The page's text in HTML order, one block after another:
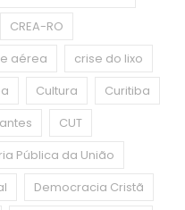
CREA-RO
aérea
crise do lixo
Cultura
Curitiba
CUT
Pública da União
Democracia Cristã